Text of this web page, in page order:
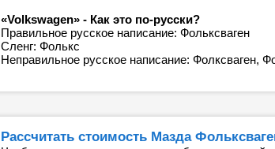
«Volkswagen» - Как это по-русски?
Правильное русское написание: Фольксваген
Сленг: Фолькс
Неправильное русское написание: Фолксваген,
Рассчитать стоимость Мазда